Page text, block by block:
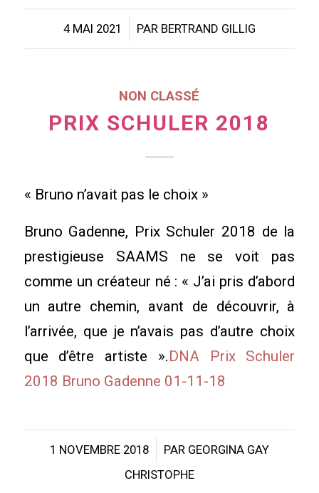
4 MAI 2021
/ PAR BERTRAND GILLIG
NON CLASSÉ
PRIX SCHULER 2018
« Bruno n’avait pas le choix »
Bruno Gadenne, Prix Schuler 2018 de la
prestigieuse SAAMS ne se voit pas
comme un créateur né : « J’ai pris d’abord
un autre chemin, avant de découvrir, à
l’arrivée, que je n’avais pas d’autre choix
que d’être artiste ».DNA Prix Schuler
2018 Bruno Gadenne 01-11-18
1 NOVEMBRE 2018
/ PAR GEORGINA GAY
CHRISTOPHE